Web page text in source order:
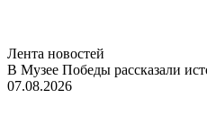
Лента новостей
В Музее Победы рассказали
07.08.2026